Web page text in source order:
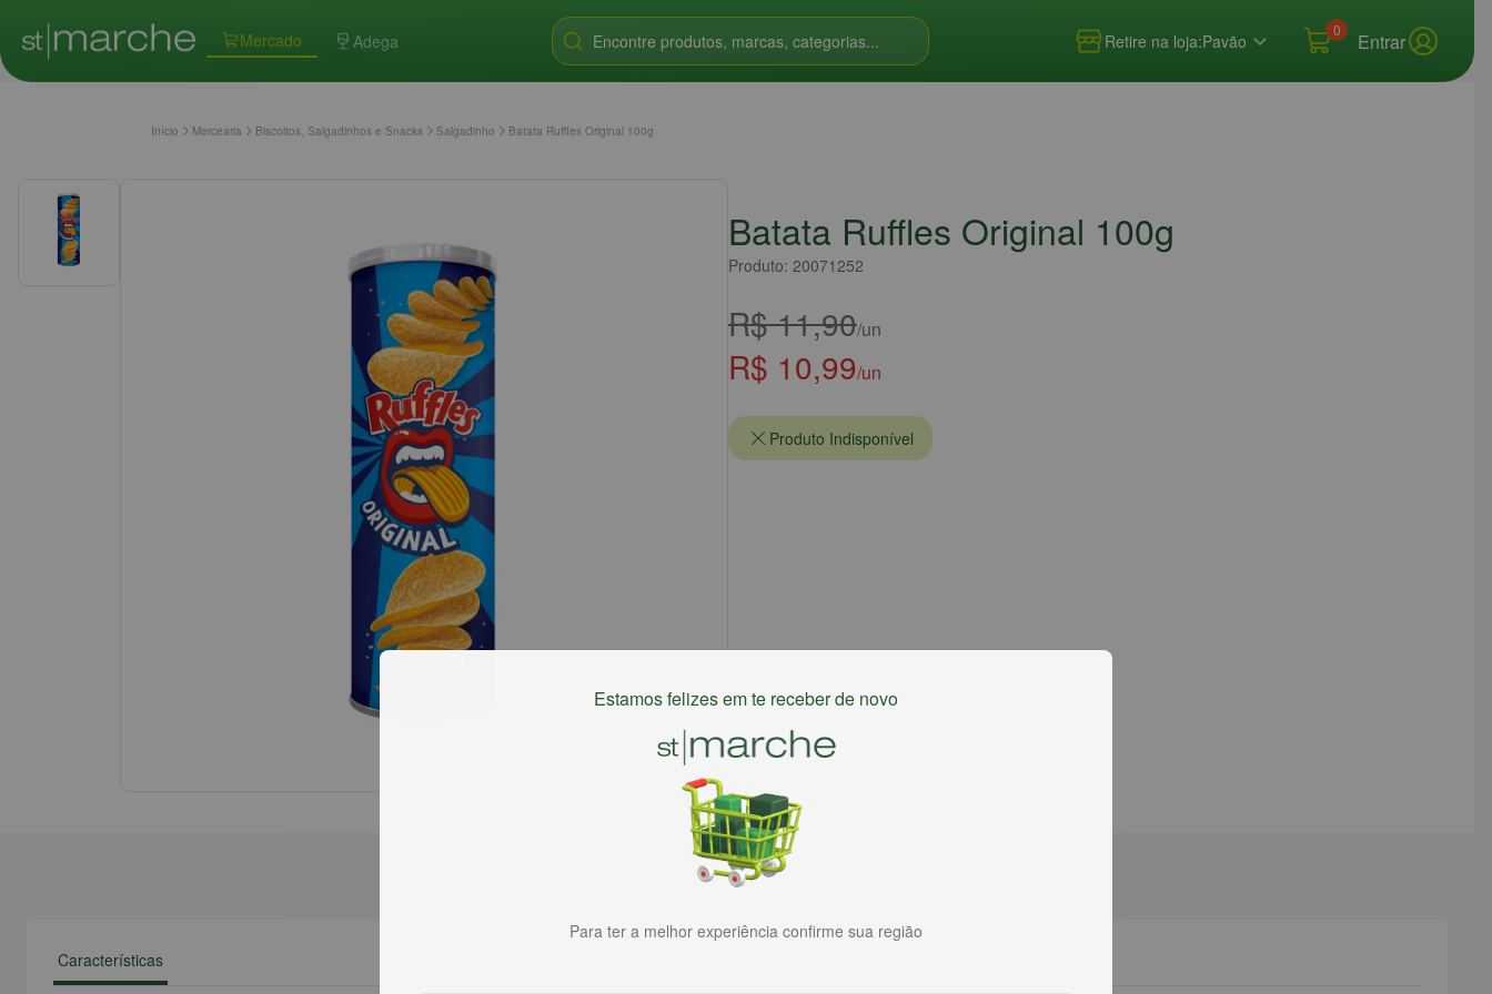
Mercado Adega Encontre produtos, marcas, categorias... Retire na loja:Pavão
0 Entrar
Início Mercearia Biscoitos, Salgadinhos e Snacks Salgadinho Batata Ruffles Original 100g
Batata Ruffles Original 100g
Produto: 20071252
R$ 11,90/un
R$ 10,99/un
Produto Indisponível
Características
Estamos felizes em te receber de novo
Para ter a melhor experiência confirme sua região